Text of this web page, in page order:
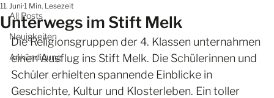
All Posts
Neuigkeiten
Ankündigung
Unterwegs im Stift Melk
11. Juni 1 Min. Lesezeit
Die Religionsgruppen der 4. Klassen unternahmen
einen Ausflug ins Stift Melk. Die Schülerinnen und
Schüler erhielten spannende Einblicke in
Geschichte, Kultur und Klosterleben. Ein toller